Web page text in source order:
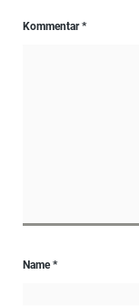
Kommentar*
Name*